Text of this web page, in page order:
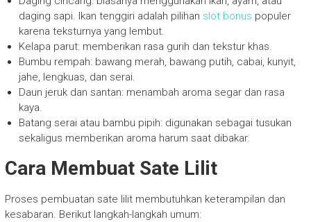
daging sapi. Ikan tenggiri adalah pilihan slot bonus populer
karena teksturnya yang lembut.
Kelapa parut: memberikan rasa gurih dan tekstur khas.
Bumbu rempah: bawang merah, bawang putih, cabai, kunyit,
jahe, lengkuas, dan serai.
Daun jeruk dan santan: menambah aroma segar dan rasa
kaya.
Batang serai atau bambu pipih: digunakan sebagai tusukan
sekaligus memberikan aroma harum saat dibakar.
Cara Membuat Sate Lilit
Proses pembuatan sate lilit membutuhkan keterampilan dan
kesabaran. Berikut langkah-langkah umum: